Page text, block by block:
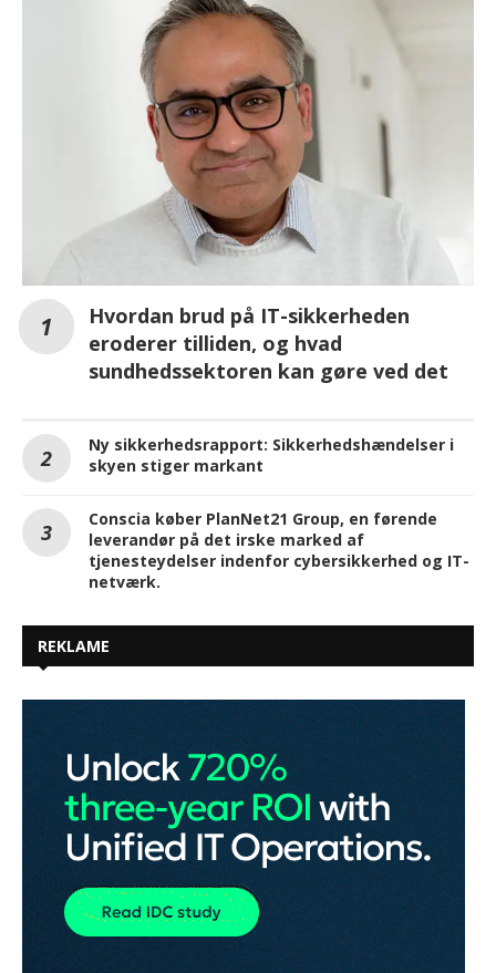
Hvordan brud på IT-sikkerheden
eroderer tilliden, og hvad
sundhedssektoren kan gøre ved det
Ny sikkerhedsrapport: Sikkerhedshændelser i
skyen stiger markant
Conscia køber PlanNet21 Group, en førende
leverandør på det irske marked af
tjenesteydelser indenfor cybersikkerhed og IT-
netværk.
REKLAME